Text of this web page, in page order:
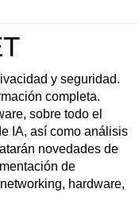
y seguridad.
completa.
sobre todo el
IA, así como análisis
novedades de
de
hardware,